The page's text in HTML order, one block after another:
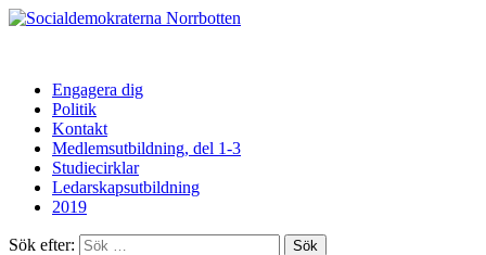
Norrbotten
Engagera dig
Politik
Kontakt
Medlemsutbildning, del 1-3
Studiecirklar
Ledarskapsutbildning
2019
Sök efter: